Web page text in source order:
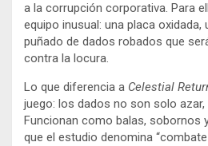
a la corrupción corporativa. Para
equipo inusual: una placa
puñado de dados robados que
contra la locura.
Lo que diferencia a Celestial
juego: los dados no son solo
Funcionan como balas, sobornos
que el estudio denomina